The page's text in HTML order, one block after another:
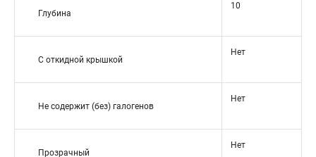
Глубина
10
С откидной крышкой
Нет
Не содержит (без) галогенов
Нет
Прозрачный
Нет